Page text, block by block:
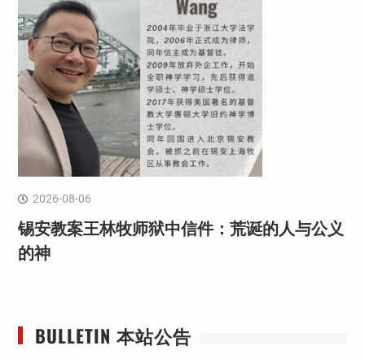
2026-08-06
锡安教案王林牧师狱中信件：荒诞的人与公义
的神
BULLETIN 本站公告